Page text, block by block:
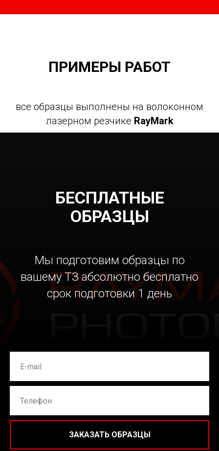
ПРИМЕРЫ РАБОТ
все образцы выполнены на волоконном
лазерном резчике RayMark
БЕСПЛАТНЫЕ
ОБРАЗЦЫ
Мы подготовим образцы по
вашему ТЗ абсолютно бесплатно
срок подготовки 1 день
ЗАКАЗАТЬ ОБРАЗЦЫ